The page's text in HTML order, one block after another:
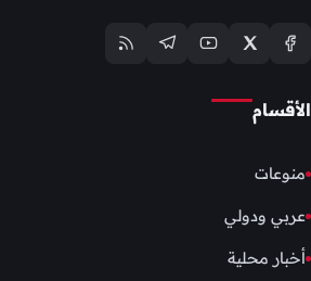
الأقسام
منوعات
عربي ودولي
أخبار محلية